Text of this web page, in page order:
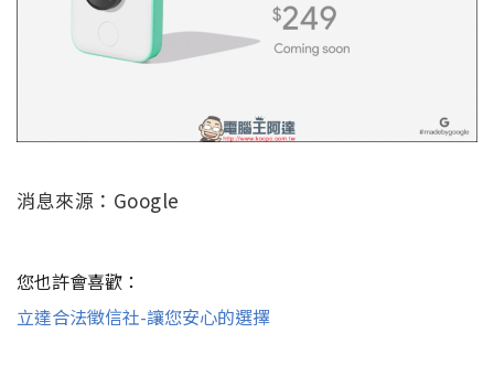
消息來源：Google
您也許會喜歡：
立達合法徵信社-讓您安心的選擇